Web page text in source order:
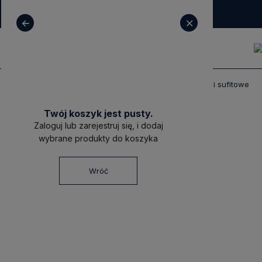
sklep@decoratore.pl
Twój koszyk jest pusty.
Zaloguj lub zarejestruj się, i dodaj
wybrane produkty do koszyka
Wróć
Lampy wiszące i sufitowe